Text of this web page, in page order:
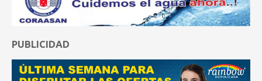
PUBLICIDAD